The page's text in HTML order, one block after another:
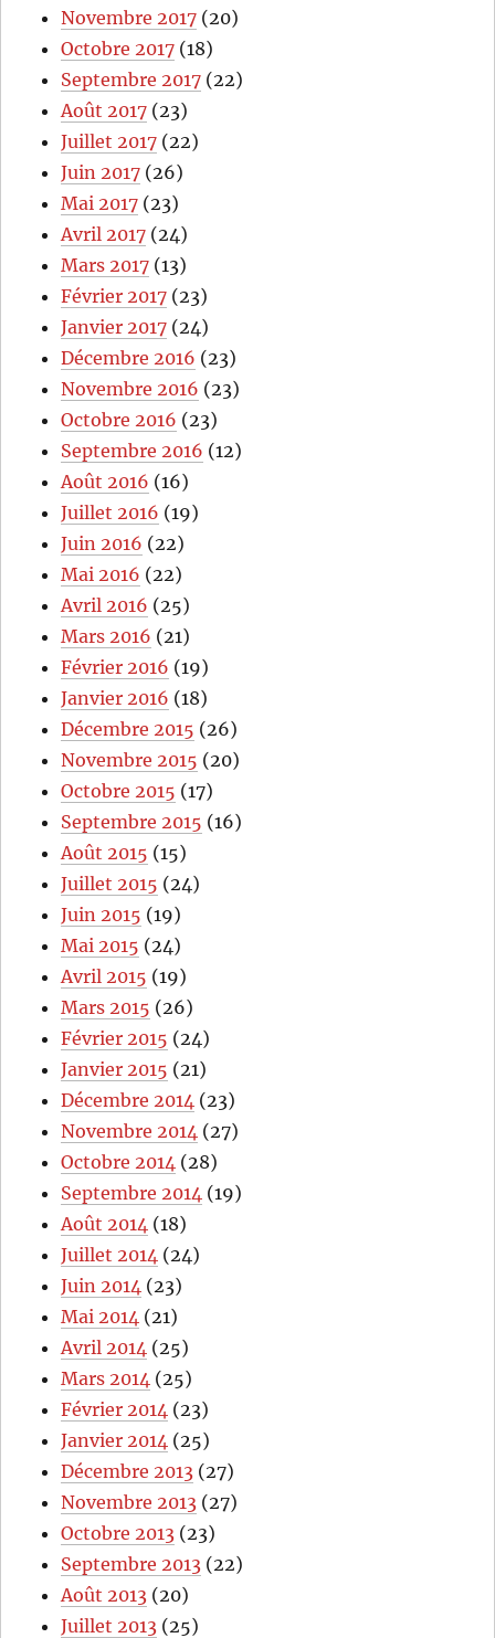
Novembre 2017 (20)
Octobre 2017 (18)
Septembre 2017 (22)
Août 2017 (23)
Juillet 2017 (22)
Juin 2017 (26)
Mai 2017 (23)
Avril 2017 (24)
Mars 2017 (13)
Février 2017 (23)
Janvier 2017 (24)
Décembre 2016 (23)
Novembre 2016 (23)
Octobre 2016 (23)
Septembre 2016 (12)
Août 2016 (16)
Juillet 2016 (19)
Juin 2016 (22)
Mai 2016 (22)
Avril 2016 (25)
Mars 2016 (21)
Février 2016 (19)
Janvier 2016 (18)
Décembre 2015 (26)
Novembre 2015 (20)
Octobre 2015 (17)
Septembre 2015 (16)
Août 2015 (15)
Juillet 2015 (24)
Juin 2015 (19)
Mai 2015 (24)
Avril 2015 (19)
Mars 2015 (26)
Février 2015 (24)
Janvier 2015 (21)
Décembre 2014 (23)
Novembre 2014 (27)
Octobre 2014 (28)
Septembre 2014 (19)
Août 2014 (18)
Juillet 2014 (24)
Juin 2014 (23)
Mai 2014 (21)
Avril 2014 (25)
Mars 2014 (25)
Février 2014 (23)
Janvier 2014 (25)
Décembre 2013 (27)
Novembre 2013 (27)
Octobre 2013 (23)
Septembre 2013 (22)
Août 2013 (20)
Juillet 2013 (25)